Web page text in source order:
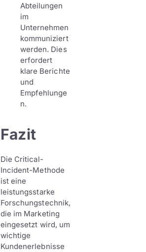
Abteilungen
im
Unternehmen
kommuniziert
werden. Dies
erfordert
klare Berichte
und
Empfehlunge
n.
Fazit
Die Critical-
Incident-Methode
ist eine
leistungsstarke
Forschungstechnik,
die im Marketing
eingesetzt wird, um
wichtige
Kundenerlebnisse